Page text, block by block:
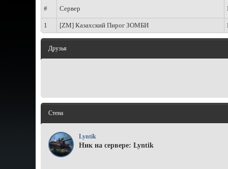
# Сервер
1 [ZM] Казахский Пирог ЗОМБИ
Друзья
Стена
Lyntik
Ник на сервере: Lyntik